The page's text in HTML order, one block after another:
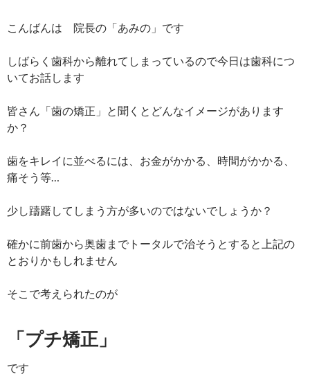
こんばんは 院長の「あみの」です
しばらく歯科から離れてしまっているので今日は歯科につ
いてお話します
皆さん「歯の矯正」と聞くとどんなイメージがあります
か？
歯をキレイに並べるには、お金がかかる、時間がかかる、
痛そう等…
少し躊躇してしまう方が多いのではないでしょうか？
確かに前歯から奥歯までトータルで治そうとすると上記の
とおりかもしれません
そこで考えられたのが
「プチ矯正」
です